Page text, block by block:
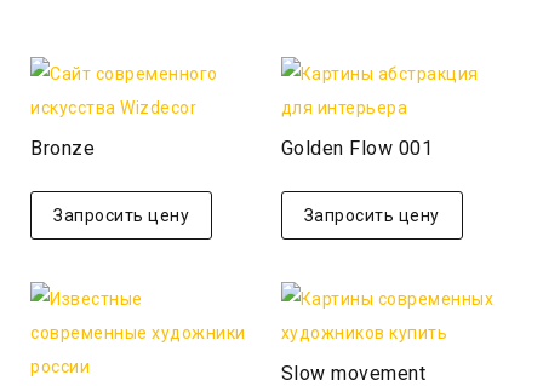
Bronze
Запросить цену
Golden Flow 001
Запросить цену
Slow movement